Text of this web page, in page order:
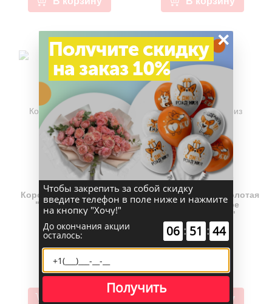
(0)
Коробка сюрприз №49
"Роза в золоте"
Коробка сюрприз золотая
№ 65 "Сказочное
поздравление"
5 500 руб.
В корзину
Получите скидку
на заказ 10%
×
Чтобы закрепить за собой скидку
введите телефон в поле ниже и нажмите
на кнопку "Хочу!"
До окончания акции
осталось: 06 : 51 : 44
Получить